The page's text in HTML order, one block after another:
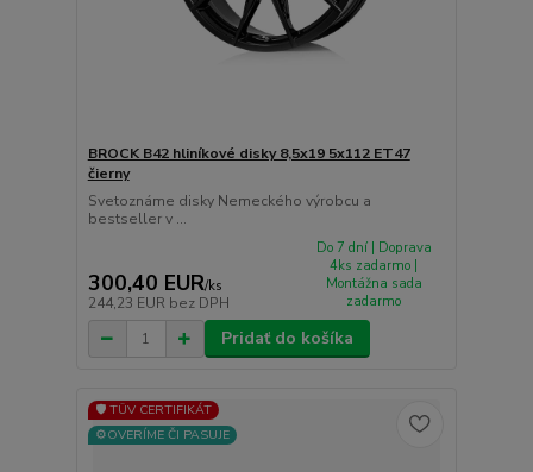
BROCK B42 hliníkové disky 8,5x19 5x112 ET47
čierny
Svetoznáme disky Nemeckého výrobcu a
bestseller v ...
300,40 EUR/ks
244,23 EUR bez DPH
Do 7 dní | Doprava
4ks zadarmo |
Montážna sada
zadarmo
Pridať do košíka
🛡️ TÜV CERTIFIKÁT
⚙️OVERÍME ČI PASUJE